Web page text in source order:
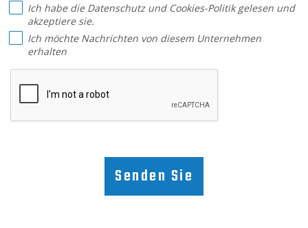
Ich habe die Datenschutzund Cookies-Politikgelesen und
akzeptiere sie.
Ich möchte Nachrichten von diesem Unternehmen
erhalten
Senden Sie